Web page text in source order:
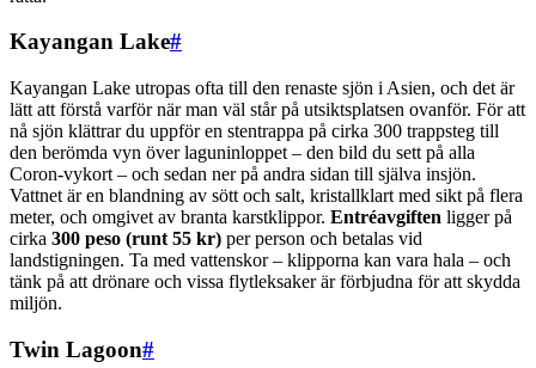
Kayangan Lake#
Kayangan Lake utropas ofta till den renaste sjön i Asien, och det är
lätt att förstå varför när man väl står på utsiktsplatsen ovanför. För att
nå sjön klättrar du uppför en stentrappa på cirka 300 trappsteg till
den berömda vyn över laguninloppet – den bild du sett på alla
Coron-vykort – och sedan ner på andra sidan till själva insjön.
Vattnet är en blandning av sött och salt, kristallklart med sikt på flera
meter, och omgivet av branta karstklippor. Entréavgiften ligger på
cirka 300 peso (runt 55 kr) per person och betalas vid
landstigningen. Ta med vattenskor – klipporna kan vara hala – och
tänk på att drönare och vissa flytleksaker är förbjudna för att skydda
miljön.
Twin Lagoon#